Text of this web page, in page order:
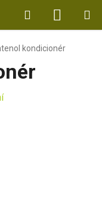
Hledat
KOŠÍK
kondicionér